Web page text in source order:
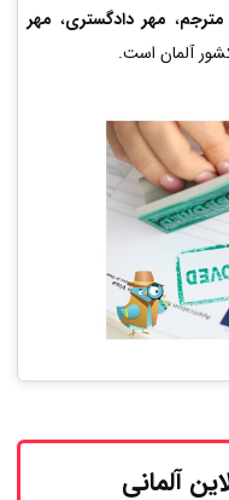
مترجم، مهر دادگستری، مهر
آلمان است.
آلمانی